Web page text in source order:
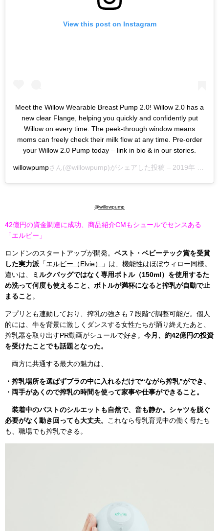
View this post on Instagram
Meet the Willow Wearable Breast Pump 2.0! Willow 2.0 has a
new clear Flange, helping you quickly and confidently put
Willow on every time. The peek-through window means
moms can freely check their milk flow at any time. Pre-order
your Willow 2.0 Pump today – link in bio & in our stories.
willowpumpさん(@willowpump)がシェアした投稿 – 2019年 1月月7日午後3時40分PST
@willowpump
42億円の資金調達に成功、商品紹介CMもシュールでセンスある
「エルビー」
ロンドンのスタートアップが開発。 ベスト・ベビーテック賞を受賞
した実力派 「エルビー（Elvie）
」は、機能性はほぼウィロー同様。
違いは、
ミルクバッグではなく専用ボトル（150ml）を使用するた
め洗って何度も使えること、ボトルが満杯になると搾乳が自動で止
まること 。
アプリとも連動しており、搾乳の強さも７段階で調整可能だ。個人
的には、牛を背景に激しくダンスする女性たちが踊り終えたあと、
搾乳器を取り出すPR動画がシュールで好き。 今月、約42億円の投資
を受けたことでも話題となった。
両方に共通する最大の魅力は、
・搾乳場所を選ばずブラの中に入れるだけで“ながら搾乳”ができ、
・両手があくので搾乳の時間を使って家事や仕事ができること。
装着中のバストのシルエットも自然で、音も静か。シャツを脱ぐ
必要がなく動き回っても大丈夫。
これなら母乳育児中の働く母たち
も、職場でも搾乳できる。